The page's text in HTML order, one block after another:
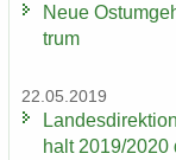
Neue
trum
22.05.2019
halt 2019/